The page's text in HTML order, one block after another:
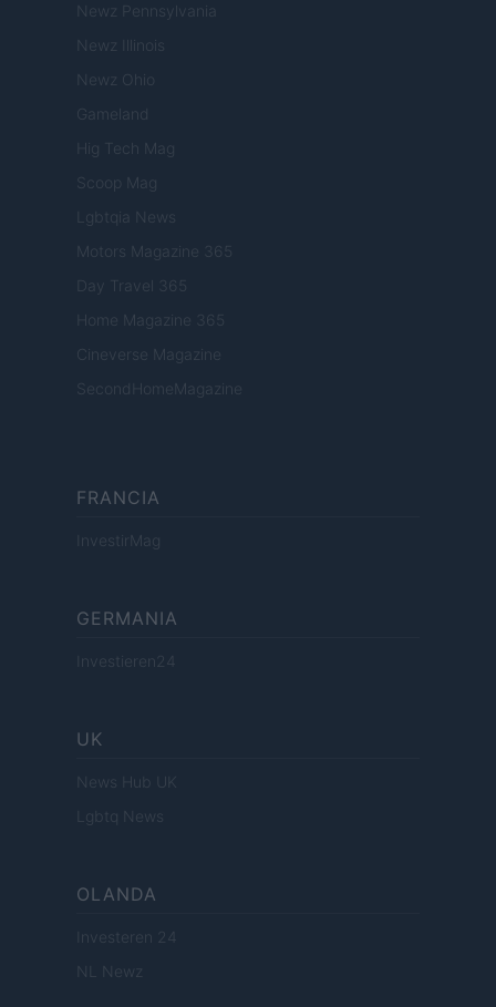
Newz Pennsylvania
Newz Illinois
Newz Ohio
Gameland
Hig Tech Mag
Scoop Mag
Lgbtqia News
Motors Magazine 365
Day Travel 365
Home Magazine 365
Cineverse Magazine
SecondHomeMagazine
FRANCIA
InvestirMag
GERMANIA
Investieren24
UK
News Hub UK
Lgbtq News
OLANDA
Investeren 24
NL Newz